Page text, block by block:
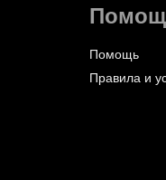
Помощь
Правила и